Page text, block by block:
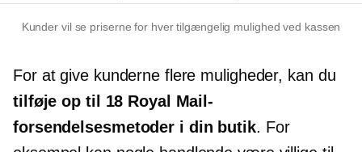
Kunder vil se priserne for hver tilgængelig mulighed ved kassen
For at give kunderne flere muligheder, kan du
tilføje op til 18 Royal Mail-
forsendelsesmetoder i din butik. For